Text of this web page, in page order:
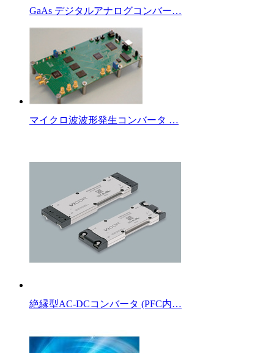
GaAs デジタルアナログコンバー…
マイクロ波波形発生コンバータ …
絶縁型AC-DCコンバータ (PFC内…